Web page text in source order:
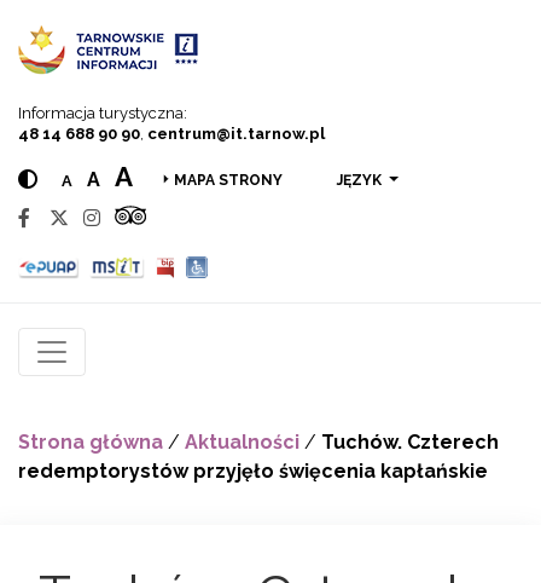
Informacja turystyczna:
48 14 688 90 90 centrum@it.tarnow.pl
A A A MAPA STRONY JĘZYK
Strona główna / Aktualności / Tuchów. Czterech
redemptorystów przyjęło święcenia kapłańskie